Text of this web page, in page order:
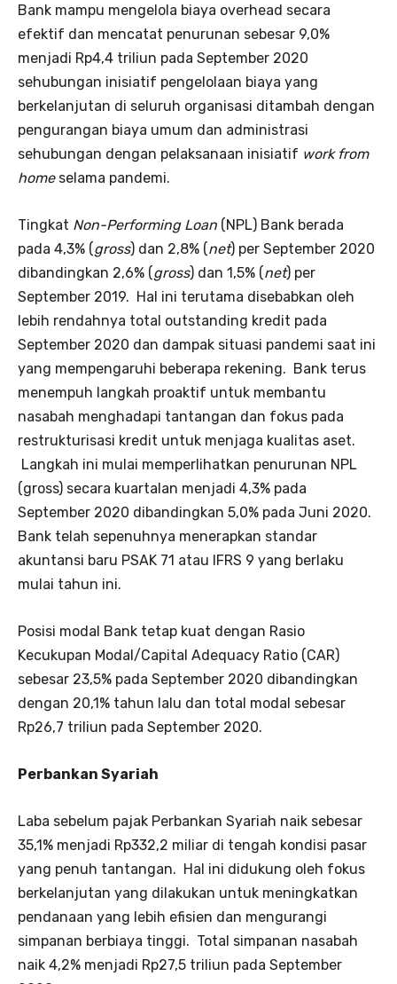
Bank mampu mengelola biaya overhead secara
efektif dan mencatat penurunan sebesar 9,0%
menjadi Rp4,4 triliun pada September 2020
sehubungan inisiatif pengelolaan biaya yang
berkelanjutan di seluruh organisasi ditambah dengan
pengurangan biaya umum dan administrasi
sehubungan dengan pelaksanaan inisiatif work from
homeselama pandemi.
Tingkat Non-Performing Loan (NPL) Bank berada
pada 4,3% (gross) dan 2,8% (net) per September 2020
dibandingkan 2,6% (gross) dan 1,5% (net) per
September 2019. Hal ini terutama disebabkan oleh
lebih rendahnya total outstanding kredit pada
September 2020 dan dampak situasi pandemi saat ini
yang mempengaruhi beberapa rekening. Bank terus
menempuh langkah proaktif untuk membantu
nasabah menghadapi tantangan dan fokus pada
restrukturisasi kredit untuk menjaga kualitas aset.
Langkah ini mulai memperlihatkan penurunan NPL
(gross) secara kuartalan menjadi 4,3% pada
September 2020 dibandingkan 5,0% pada Juni 2020.
Bank telah sepenuhnya menerapkan standar
akuntansi baru PSAK 71 atau IFRS 9 yang berlaku
mulai tahun ini.
Posisi modal Bank tetap kuat dengan Rasio
Kecukupan Modal/Capital Adequacy Ratio (CAR)
sebesar 23,5% pada September 2020 dibandingkan
dengan 20,1% tahun lalu dan total modal sebesar
Rp26,7 triliun pada September 2020.
Perbankan Syariah
Laba sebelum pajak Perbankan Syariah naik sebesar
35,1% menjadi Rp332,2 miliar di tengah kondisi pasar
yang penuh tantangan. Hal ini didukung oleh fokus
berkelanjutan yang dilakukan untuk meningkatkan
pendanaan yang lebih efisien dan mengurangi
simpanan berbiaya tinggi. Total simpanan nasabah
naik 4,2% menjadi Rp27,5 triliun pada September